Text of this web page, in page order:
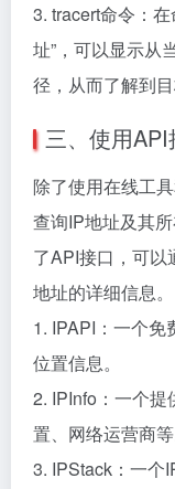
3. tracert命令：
址”，可以显示从
径，从而了解到
三、使用
除了使用在线工
查询IP地址及其
了API接口，可以
地址的详细信息。
1. IPAPI：一个
位置信息。
2. IPInfo：一个
置、网络运营商等
3. IPStack：一个